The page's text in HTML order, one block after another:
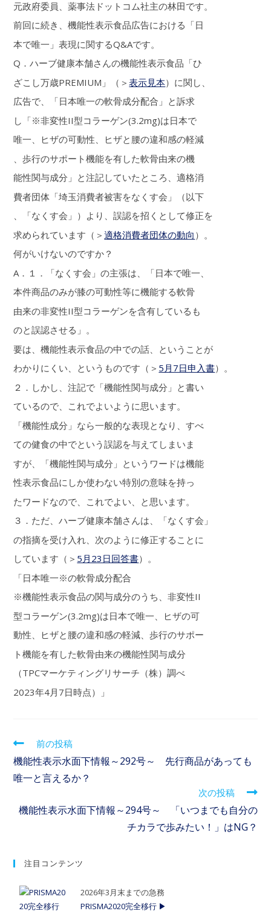
元政府委員、薬事法ドットコム社主の林田です。
前回に続き、機能性表示食品広告における「日
本で唯一」表現に関するQ&Aです。
Q．ハーブ健康本舗さんの機能性表示食品「ひ
ざこし万歳PREMIUM」（＞表示見本）に関し、
広告で、「日本唯一の軟骨成分配合」と訴求
し「※非変性II型コラーゲン(3.2mg)は日本で
唯一、ヒザの可動性、ヒザと腰の違和感の軽減
、歩行のサポート機能を有した軟骨由来の機
能性関与成分」と注記していたところ、適格消
費者団体「埼玉消費者被害をなくす会」（以下
、「なくす会」）より、誤認を招くとして修正を
求められています（＞適格消費者団体の動向 ）。
何がいけないのですか？
A．１．「なくす会」の主張は、「日本で唯一、
本件商品のみが膝の可動性等に機能する軟骨
由来の非変性II型コラーゲンを含有しているも
のと誤認させる」。
要は、機能性表示食品の中での話、ということが
わかりにくい、というものです（＞ 5月7日申入書）。
２．しかし、注記で「機能性関与成分」と書い
ているので、これでよいように思います。
「機能性成分」なら一般的な表現となり、すべ
ての健食の中でという誤認を与えてしまいま
すが、「機能性関与成分」というワードは機能
性表示食品にしか使わない特別の意味を持っ
たワードなので、これでよい、と思います。
３．ただ、ハーブ健康本舗さんは、「なくす会」
の指摘を受け入れ、次のように修正することに
しています（＞ 5月23日回答書）。
「日本唯一※の軟骨成分配合
※機能性表示食品の関与成分のうち、非変性II
型コラーゲン(3.2mg)は日本で唯一、ヒザの可
動性、ヒザと腰の違和感の軽減、歩行のサポー
ト機能を有した軟骨由来の機能性関与成分
（TPCマーケティングリサーチ（株）調べ
2023年4月7日時点）」
前の投稿
機能性表示水面下情報～292号～ 先行商品があっても
唯一と言えるか？
次の投稿
機能性表示水面下情報～294号～ 「いつまでも自分の
チカラで歩みたい！」はNG？
注目コンテンツ
2026年3月末までの急務
PRISMA2020完全移行 ▶